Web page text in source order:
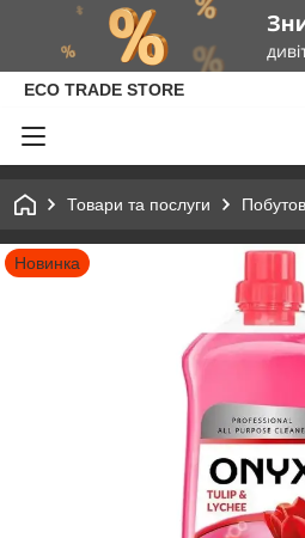
ECO TRADE STORE
Товари та послуги
Новинка